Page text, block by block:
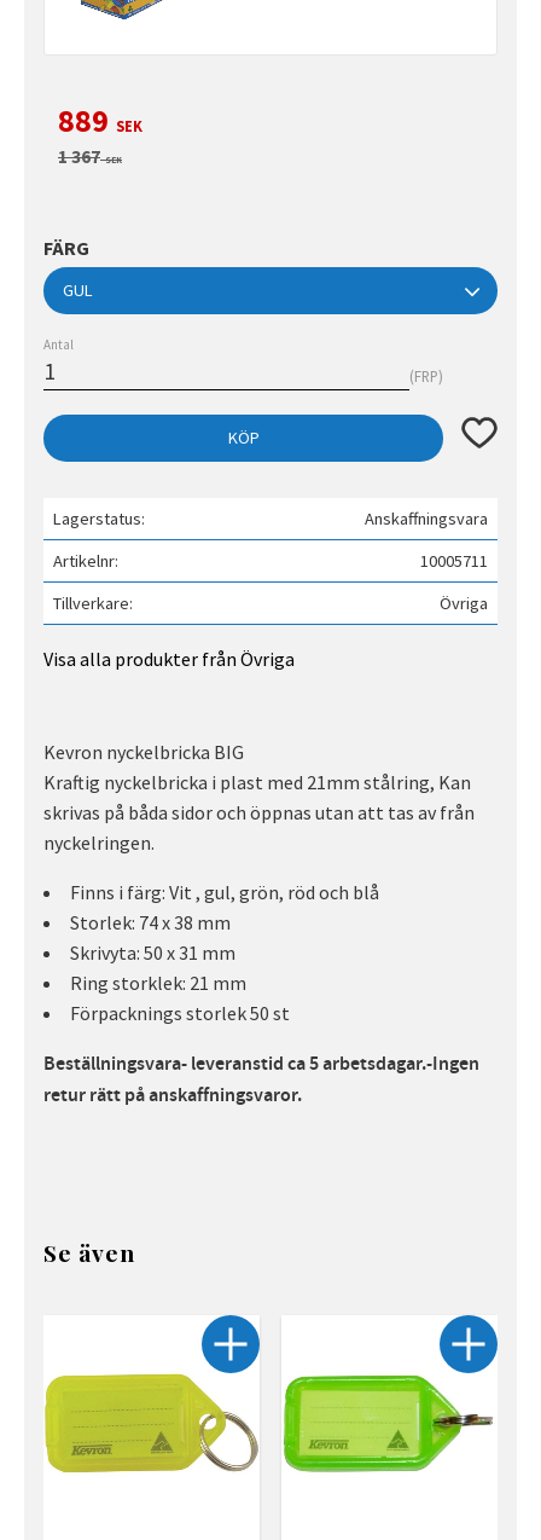
Nedsatt pris:
889 SEK
Ordinarie pris:
1 367SEK
FÄRG
Antal
FRP
KÖP Lägg till
Lagerstatus
Anskaffningsvara
Artikelnr
10005711
Tillverkare
Övriga
Visa alla produkter från Övriga
Kevron nyckelbricka BIG
Kraftig nyckelbricka i plast med 21mm stålring, Kan
skrivas på båda sidor och öppnas utan att tas av från
nyckelringen.
Finns i färg: Vit , gul, grön, röd och blå
Storlek: 74 x 38 mm
Skrivyta: 50 x 31 mm
Ring storklek: 21 mm
Förpacknings storlek 50 st
Beställningsvara- leveranstid ca 5 arbetsdagar.-Ingen
retur rätt på anskaffningsvaror.
Se även